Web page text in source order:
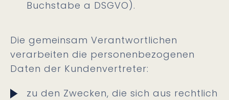
Buchstabe a DSGVO).
Die gemeinsam Verantwortlichen
verarbeiten die personenbezogenen
Daten der Kundenvertreter:
zu den Zwecken, die sich aus rechtlich